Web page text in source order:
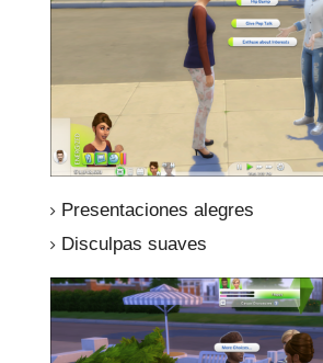
Presentaciones alegres
Disculpas suaves